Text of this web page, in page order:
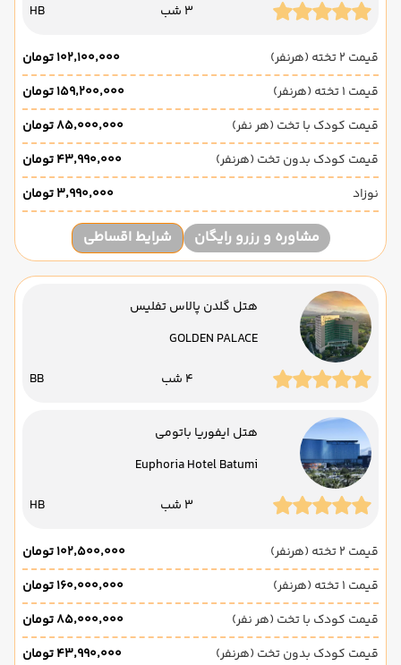
3 شب HB
قیمت 2 تخته (هرنفر)
۱۰۲٬۱۰۰٬۰۰۰ تومان
قیمت 1 تخته (هرنفر)
۱۵۹٬۲۰۰٬۰۰۰ تومان
قیمت کودک با تخت (هر نفر)
۸۵٬۰۰۰٬۰۰۰ تومان
قیمت کودک بدون تخت (هرنفر)
۴۳٬۹۹۰٬۰۰۰ تومان
نوزاد
۳٬۹۹۰٬۰۰۰ تومان
مشاوره و رزرو رایگان شرایط اقساطی
هتل گلدن پالاس تفلیس
GOLDEN PALACE
4 شب BB
هتل ایفوریا باتومی
Euphoria Hotel Batumi
3 شب HB
قیمت 2 تخته (هرنفر)
۱۰۲٬۵۰۰٬۰۰۰ تومان
قیمت 1 تخته (هرنفر)
۱۶۰٬۰۰۰٬۰۰۰ تومان
قیمت کودک با تخت (هر نفر)
۸۵٬۰۰۰٬۰۰۰ تومان
قیمت کودک بدون تخت (هرنفر)
۴۳٬۹۹۰٬۰۰۰ تومان